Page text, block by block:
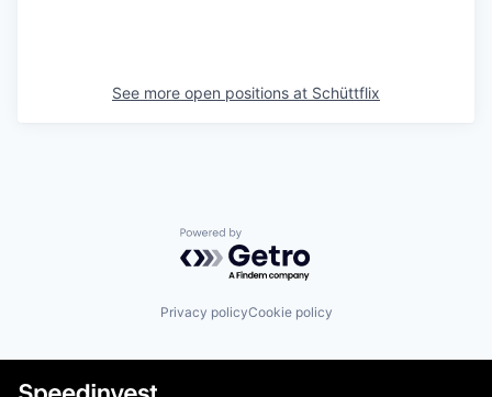
See more open positions at Schüttflix
Powered by Getro.com
Privacy policyCookie policy